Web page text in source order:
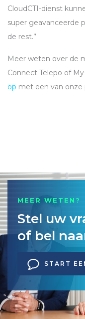
CloudCTI-dienst
super geavanceerde
de rest.”
Meer weten over de
Connect Telepo of
op met een van onze
MEER WETEN?
Stel uw
of bel
START